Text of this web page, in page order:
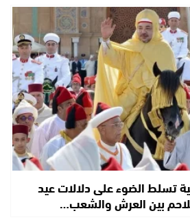
تسلط الضوء على دلالات عيد
بين العرش والشعب…